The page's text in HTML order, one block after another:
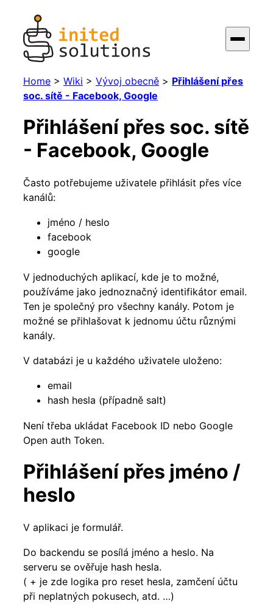
Home > Wiki > Vývoj obecně > Přihlášení přes
soc. sítě - Facebook, Google
Přihlášení přes soc. sítě
- Facebook, Google
Často potřebujeme uživatele přihlásit přes více
kanálů:
jméno / heslo
facebook
google
V jednoduchých aplikací, kde je to možné,
používáme jako jednoznačný identifikátor email.
Ten je společný pro všechny kanály. Potom je
možné se přihlašovat k jednomu účtu různými
kanály.
V databázi je u každého uživatele uloženo:
email
hash hesla (případně salt)
Není třeba ukládat Facebook ID nebo Google
Open auth Token.
Přihlášení přes jméno /
heslo
V aplikaci je formulář.
Do backendu se posílá jméno a heslo. Na
serveru se ověřuje hash hesla.
( + je zde logika pro reset hesla, zamčení účtu
při neplatných pokusech, atd. …)